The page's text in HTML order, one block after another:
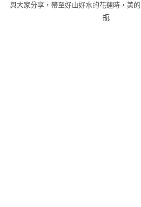
與大家分享，帶至好山好水的花蓮時，美
瓶